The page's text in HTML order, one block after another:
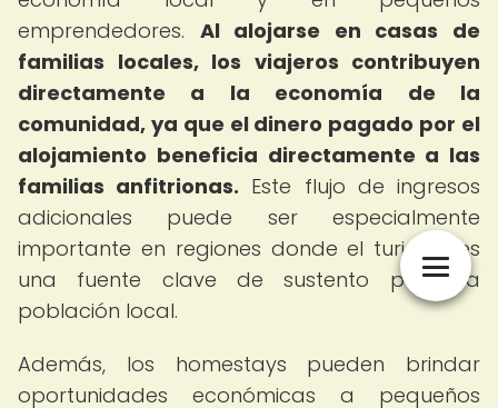
emprendedores. Al alojarse en casas de
familias locales, los viajeros contribuyen
directamente a la economía de la
comunidad, ya que el dinero pagado por el
alojamiento beneficia directamente a las
familias anfitrionas. Este flujo de ingresos
adicionales puede ser especialmente
importante en regiones donde el turismo es
una fuente clave de sustento para la
población local.
Además, los homestays pueden brindar
oportunidades económicas a pequeños